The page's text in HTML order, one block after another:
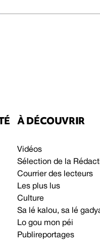
À DÉCOUVRIR
Vidéos
Sélection de la
Courrier des lecteurs
Les plus lus
Culture
Sa lé kalou, sa lé
Lo gou mon péi
Publireportages